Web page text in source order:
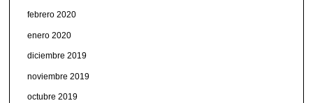
febrero 2020
enero 2020
diciembre 2019
noviembre 2019
octubre 2019